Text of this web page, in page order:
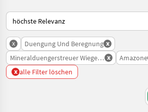
So wird auf Landwirt.com sortiert
x Duengung Und Beregnung x
Mineralduengerstreuer Wiegestreuer
x Amazone
x alle Filter löschen